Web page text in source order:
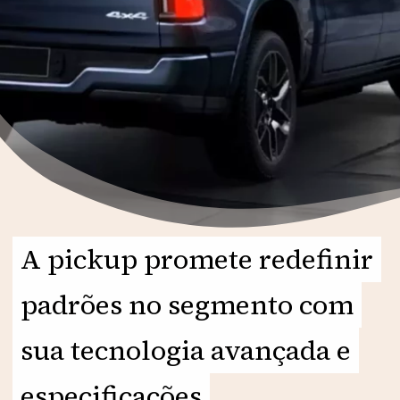
A pickup promete redefinir
padrões no segmento com
sua tecnologia avançada e
A pickup promete redefinir
padrões no segmento com
sua tecnologia avançada e